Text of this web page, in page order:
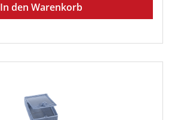
In den Warenkorb